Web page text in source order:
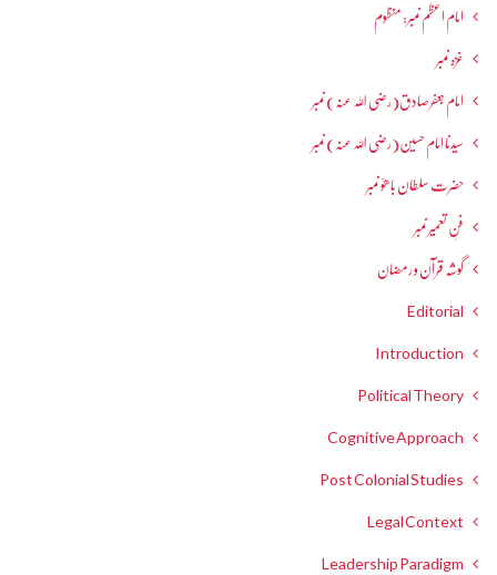
امام اعظم نمبر: منظوم
غزہ نمبر
امام جعفرصادق(رضی اللہ عنہ) نمبر
سیدنا امام حسین(رضی اللہ عنہ) نمبر
حضرت سلطان باھوؒ نمبر
فنِ تعمیر نمبر
گوشہ قرآن و رمضان
Editorial
Introduction
Political Theory
Cognitive Approach
Post Colonial Studies
Legal Context
Leadership Paradigm